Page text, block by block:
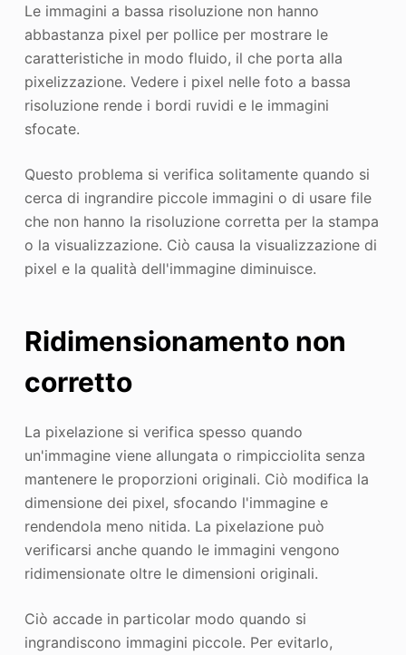
Le immagini a bassa risoluzione non hanno
abbastanza pixel per pollice per mostrare le
caratteristiche in modo fluido, il che porta alla
pixelizzazione. Vedere i pixel nelle foto a bassa
risoluzione rende i bordi ruvidi e le immagini
sfocate.
Questo problema si verifica solitamente quando si
cerca di ingrandire piccole immagini o di usare file
che non hanno la risoluzione corretta per la stampa
o la visualizzazione. Ciò causa la visualizzazione di
pixel e la qualità dell'immagine diminuisce.
Ridimensionamento non
corretto
La pixelazione si verifica spesso quando
un'immagine viene allungata o rimpicciolita senza
mantenere le proporzioni originali. Ciò modifica la
dimensione dei pixel, sfocando l'immagine e
rendendola meno nitida. La pixelazione può
verificarsi anche quando le immagini vengono
ridimensionate oltre le dimensioni originali.
Ciò accade in particolar modo quando si
ingrandiscono immagini piccole. Per evitarlo,